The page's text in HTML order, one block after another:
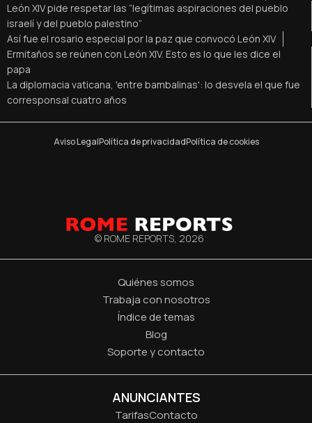
León XIV pide respetar las “legítimas aspiraciones del pueblo
israelí y del pueblo palestino”
Así fue el rosario especial por la paz que convocó León XIV
Ermitaños se reúnen con León XIV. Esto es lo que les dice el
papa
La diplomacia vaticana, 'entre bambalinas': lo desvela el que fue
corresponsal cuatro años
Aviso LegalPolítica de privacidadPolítica de cookies
© ROME REPORTS, 2026
Quiénes somos
Trabaja con nosotros
Índice de temas
Blog
Soporte y contacto
ANUNCIANTES
TarifasContacto